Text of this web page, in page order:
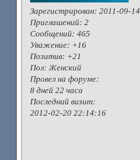
Зарегистрирован: 2011-09-14
Приглашений: 2
Сообщений: 465
Уважение: +16
Позитив: +21
Пол: Женский
Провел на форуме:
8 дней 22 часа
Последний визит:
2012-02-20 22:14:16